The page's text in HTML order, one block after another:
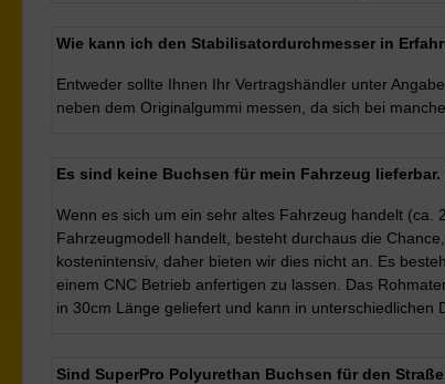
Wie kann ich den Stabilisatordurchmesser in
Entweder sollte Ihnen Ihr Vertragshändler unter
neben dem Originalgummi messen, da sich bei
Es sind keine Buchsen für mein Fahrzeug
Wenn es sich um ein sehr altes Fahrzeug handelt
Fahrzeugmodell handelt, besteht durchaus die
kostenintensiv, daher bieten wir dies nicht an. Es
einem CNC Betrieb anfertigen zu lassen. Das
in 30cm Länge geliefert und kann in unterschiedlichen
Sind SuperPro Polyurethan Buchsen für den